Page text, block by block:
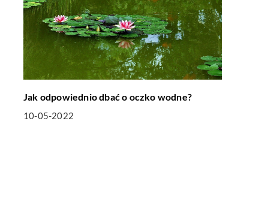
Jak odpowiednio dbać o oczko wodne?
10-05-2022